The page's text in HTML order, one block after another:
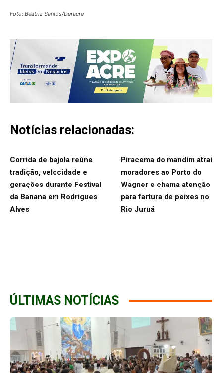
Foto: Beatriz Santos/Deracre
Notícias relacionadas:
Corrida de bajola reúne
tradição, velocidade e
gerações durante Festival
da Banana em Rodrigues
Alves
Piracema do mandim atrai
moradores ao Porto do
Wagner e chama atenção
para fartura de peixes no
Rio Juruá
ÚLTIMAS NOTÍCIAS